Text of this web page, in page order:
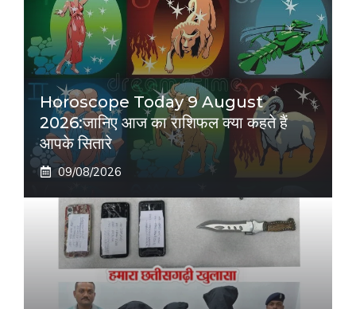
Horoscope Today 9 August
2026:जानिए आज का राशिफल क्या कहते हैं
आपके सितारे
09/08/2026